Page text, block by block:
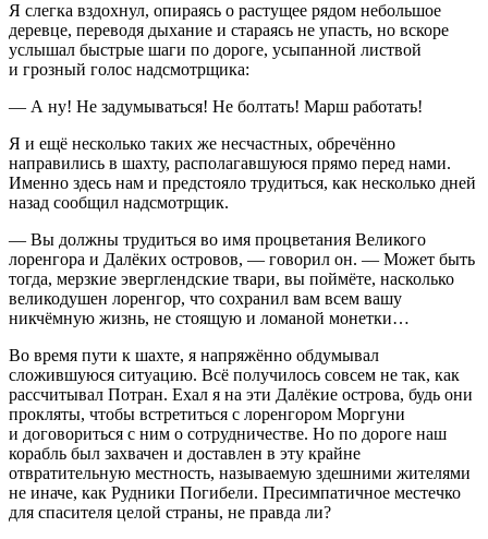
Я слегка вздохнул, опираясь о растущее рядом небольшое
деревце, переводя дыхание и стараясь не упасть, но вскоре
услышал быстрые шаги по дороге, усыпанной листвой
и грозный голос надсмотрщика:
— А ну! Не задумываться! Не болтать! Марш работать!
Я и ещё несколько таких же несчастных, обречённо
направились в шахту, располагавшуюся прямо перед нами.
Именно здесь нам и предстояло трудиться, как несколько дней
назад сообщил надсмотрщик.
— Вы должны трудиться во имя процветания Великого
лоренгора и Далёких островов, — говорил он. — Может быть
тогда, мерзкие эверглендские твари, вы поймёте, насколько
великодушен лоренгор, что сохранил вам всем вашу
никчёмную жизнь, не стоящую и ломаной монетки…
Во время пути к шахте, я напряжённо обдумывал
сложившуюся ситуацию. Всё получилось совсем не так, как
рассчитывал Потран. Ехал я на эти Далёкие острова, будь они
прокляты, чтобы встретиться с лоренгором Моргуни
и договориться с ним о сотрудничестве. Но по дороге наш
корабль был захвачен и доставлен в эту крайне
отвратительную местность, называемую здешними жителями
не иначе, как Рудники Погибели. Пресимпатичное местечко
для спасителя целой страны, не правда ли?